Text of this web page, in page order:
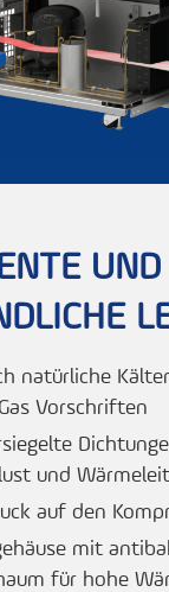
UND
natürliche
Vorschriften
und
auf den
mit
für hohe